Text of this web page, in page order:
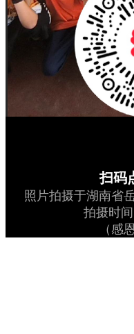
扫码
照片拍摄于湖南省
拍摄时
（感